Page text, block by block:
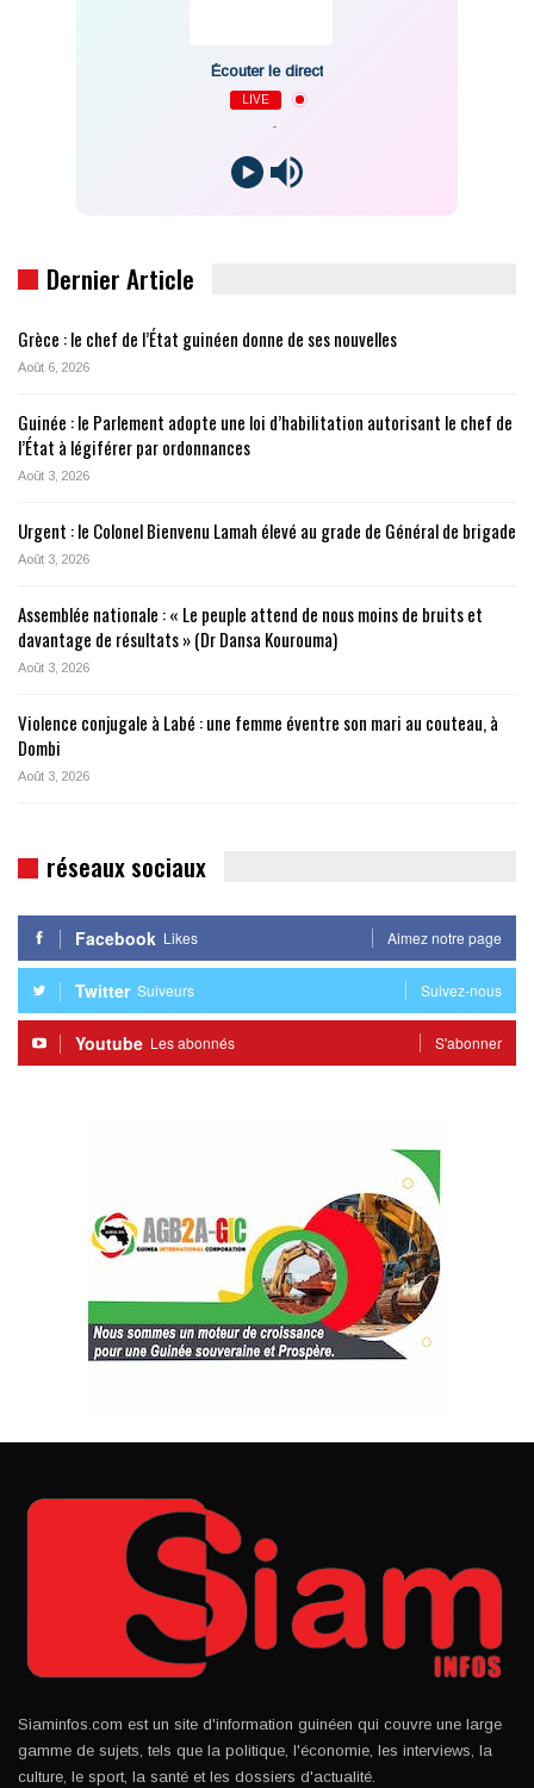
Écouter le direct
LIVE
Dernier Article
Grèce : le chef de l’État guinéen donne de ses nouvelles
Août 6, 2026
Guinée : le Parlement adopte une loi d’habilitation autorisant le chef de
l’État à légiférer par ordonnances
Août 3, 2026
Urgent : le Colonel Bienvenu Lamah élevé au grade de Général de brigade
Août 3, 2026
Assemblée nationale : « Le peuple attend de nous moins de bruits et
davantage de résultats » (Dr Dansa Kourouma)
Août 3, 2026
Violence conjugale à Labé : une femme éventre son mari au couteau, à
Dombi
Août 3, 2026
réseaux sociaux
Facebook Likes Aimez notre page
Twitter Suiveurs Suivez-nous
Youtube Les abonnés S'abonner
Siaminfos.com est un site d'information guinéen qui couvre une large
gamme de sujets, tels que la politique, l'économie, les interviews, la
culture, le sport, la santé et les dossiers d'actualité.